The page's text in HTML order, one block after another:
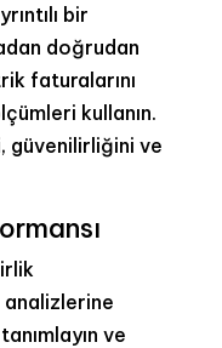
bir
doğrudan
faturalarını
kullanın.
güvenilirliğini ve
analizlerine
ve